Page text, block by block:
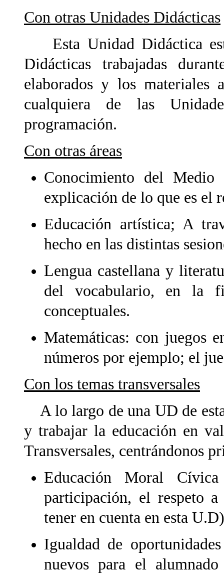
Con otras Unidades Didácticas
Esta Unidad Didáctica
Didácticas trabajadas
elaborados y los materiales
cualquiera de las
programación.
Con otras áreas
Conocimiento del
explicación de lo que es el
Educación artística; A
hecho en las distintas
Lengua castellana y
del vocabulario, en la
conceptuales.
Matemáticas: con juegos
números por ejemplo; el
Con los temas transversales
A lo largo de una UD de
y trabajar la educación en
Transversales, centrándonos
Educación Moral
participación, el respeto
tener en cuenta en esta U.D)
Igualdad de
nuevos para el